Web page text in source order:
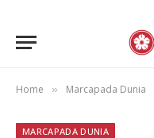
Home » Marcapada Dunia
MARCAPADA DUNIA